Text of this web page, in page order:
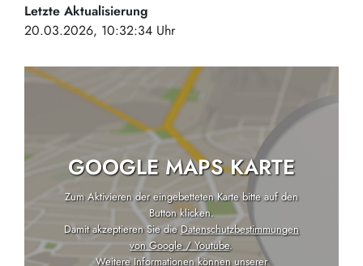
Letzte Aktualisierung
20.03.2026, 10:32:34 Uhr
GOOGLE MAPS KARTE
Zum Aktivieren der eingebetteten Karte bitte auf den
Button klicken.
Damit akzeptieren Sie dieDatenschutzbestimmungen
von Google / Youtube.
Weitere Informationen können unserer